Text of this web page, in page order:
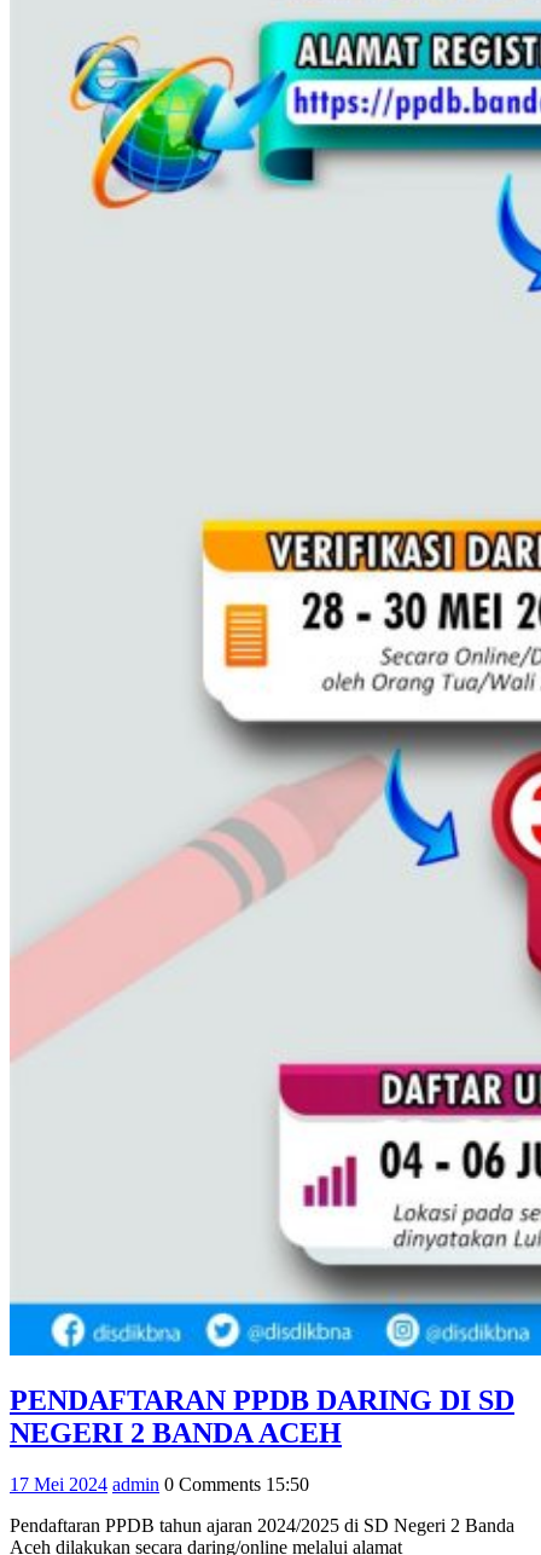
PENDAFTARAN PPDB DARING DI SD
NEGERI 2 BANDA ACEH
DI
17 Mei 202417
2024
admin admin
0 Comments 15:50
Pendaftaran PPDB tahun ajaran 2024/2025 di SD Negeri 2 Banda
Aceh dilakukan secara daring/online melalui alamat